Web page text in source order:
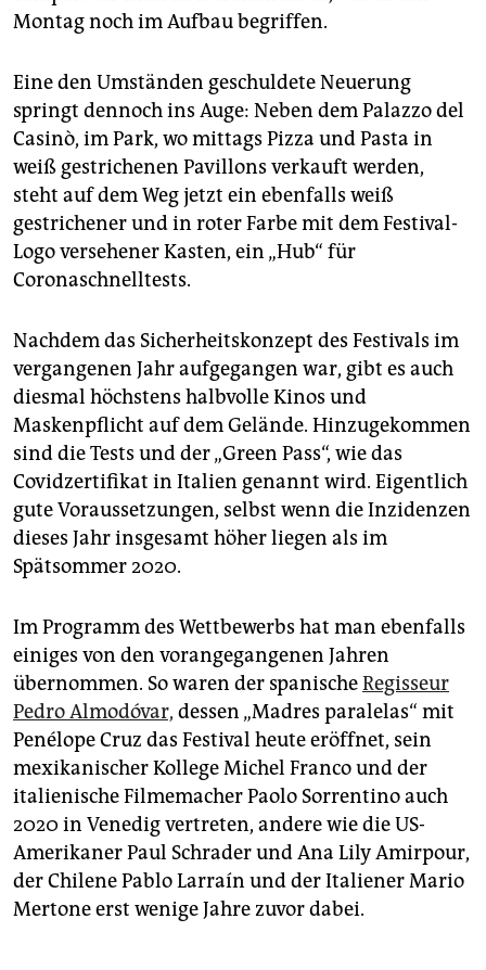
Montag noch im Aufbau begriffen.
Eine den Umständen geschuldete Neuerung
springt dennoch ins Auge: Neben dem Palazzo del
Casinò, im Park, wo mittags Pizza und Pasta in
weiß gestrichenen Pavillons verkauft werden,
steht auf dem Weg jetzt ein ebenfalls weiß
gestrichener und in roter Farbe mit dem Festival-
Logo versehener Kasten, ein „Hub“ für
Coronaschnelltests.
Nachdem das Sicherheitskonzept des Festivals im
vergangenen Jahr aufgegangen war, gibt es auch
diesmal höchstens halbvolle Kinos und
Maskenpflicht auf dem Gelände. Hinzugekommen
sind die Tests und der „Green Pass“, wie das
Covidzertifikat in Italien genannt wird. Eigentlich
gute Voraussetzungen, selbst wenn die Inzidenzen
dieses Jahr insgesamt höher liegen als im
Spätsommer 2020.
Im Programm des Wettbewerbs hat man ebenfalls
einiges von den vorangegangenen Jahren
übernommen. So waren der spanischeRegisseur
Pedro Almodóvar, dessen „Madres paralelas“ mit
Penélope Cruz das Festival heute eröffnet, sein
mexikanischer Kollege Michel Franco und der
italienische Filmemacher Paolo Sorrentino auch
2020 in Venedig vertreten, andere wie die US-
Amerikaner Paul Schrader und Ana Lily Amirpour,
der Chilene Pablo Larraín und der Italiener Mario
Mertone erst wenige Jahre zuvor dabei.